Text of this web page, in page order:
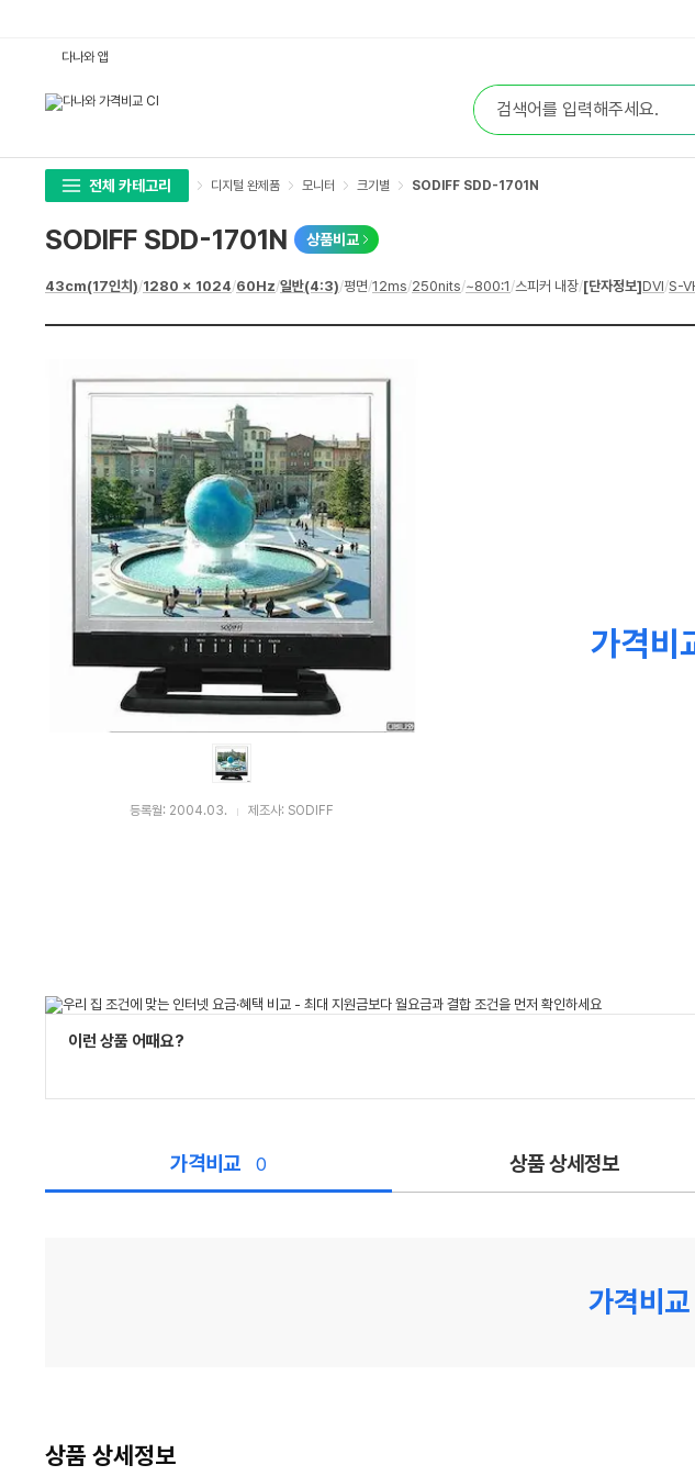
합
검
색
다나와 앱
전체 카테고리 디지털 완제품 모니터 크기별 SODIFF SDD-1701N
SODIFF SDD-1701N 상품비교
상
43cm(17인치)/1280 x 1024/60Hz/일반(4:3)/평면/12ms/250nits/~800:1 /스피커 내장/[단자정보]DVI/S-
등록월: 2004.03. 제조사: SODIFF
가격비
이런 상품 어때요?
가격비교 0 상품 상세정보
가격비교
상품 상세정보